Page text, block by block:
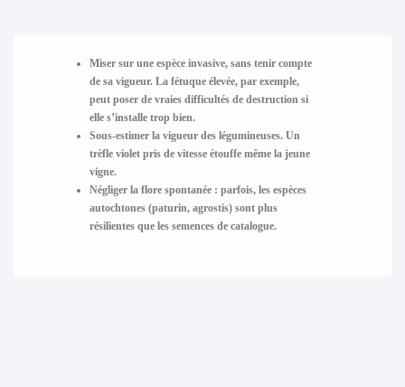
Miser sur une espèce invasive, sans tenir compte
de sa vigueur. La fétuque élevée, par exemple,
peut poser de vraies difficultés de destruction si
elle s’installe trop bien.
Sous-estimer la vigueur des légumineuses. Un
trèfle violet pris de vitesse étouffe même la jeune
vigne.
Négliger la flore spontanée : parfois, les espèces
autochtones (paturin, agrostis) sont plus
résilientes que les semences de catalogue.